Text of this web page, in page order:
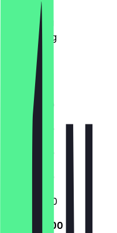
Dinsdag
Woensdag
Donderdag
Zaterdag
Zondag
11:30 - 21:30
11:30 - 21:30
11:30 - 21:30
11:30 - 21:30
11:30 - 22:00
11:30 - 22:00